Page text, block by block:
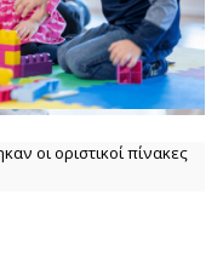
οι οριστικοί πίνακες